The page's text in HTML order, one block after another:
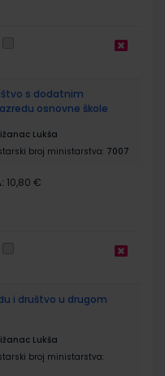
s dodatnim
osnovne škole
Lukša
broj ministarstva: 7007
10,80 €
i društvo u drugom
Lukša
broj ministarstva: